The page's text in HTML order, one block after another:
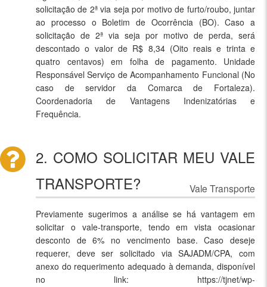
solicitação de 2ª via seja por motivo de furto/roubo, juntar
ao processo o Boletim de Ocorrência (BO). Caso a
solicitação de 2ª via seja por motivo de perda, será
descontado o valor de R$ 8,34 (Oito reais e trinta e
quatro centavos) em folha de pagamento. Unidade
Responsável Serviço de Acompanhamento Funcional (No
caso de servidor da Comarca de Fortaleza).
Coordenadoria de Vantagens Indenizatórias e
Frequência.
2. COMO SOLICITAR MEU VALE
TRANSPORTE?
Vale Transporte
Previamente sugerimos a análise se há vantagem em
solicitar o vale-transporte, tendo em vista ocasionar
desconto de 6% no vencimento base. Caso deseje
requerer, deve ser solicitado via SAJADM/CPA, com
anexo do requerimento adequado à demanda, disponível
no link: https://tjnet/wp-